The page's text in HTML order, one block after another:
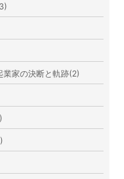
家の決断と軌跡(2)